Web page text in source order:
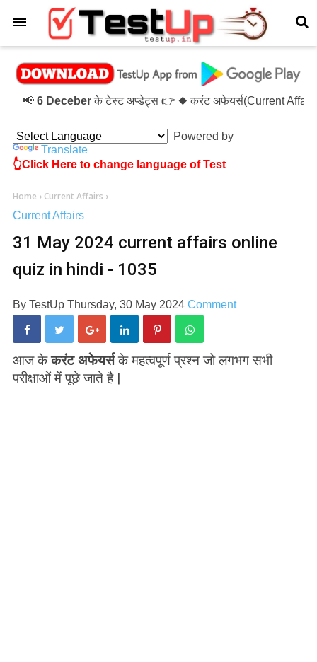
6 Deceberके टेस्ट अप्डेट्स 👉 ◆ करंट अफेयर्स(Current Affairs)-
Powered by
Translate
👆Click Here to change language of Test
Home › Current Affairs ›
Current Affairs
31 May 2024 current affairs online
quiz in hindi - 1035
By TestUp Thursday, 30 May 2024 Comment
आज केकरंट अफेयर्सके महत्वपूर्ण प्रश्न जो लगभग सभी
परीक्षाओं में पूछे जाते है |